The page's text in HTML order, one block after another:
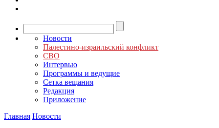
Новости
Палестино-израильский конфликт
СВО
Интервью
Программы и ведущие
Сетка вещания
Редакция
Приложение
Главная Новости